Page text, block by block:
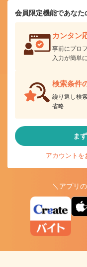
会員限定機能であなた
カンタン
事前にプロ
入力が簡単に
検索条件
繰り返し検
省略
ま
アカウントを
＼アプリ
ア